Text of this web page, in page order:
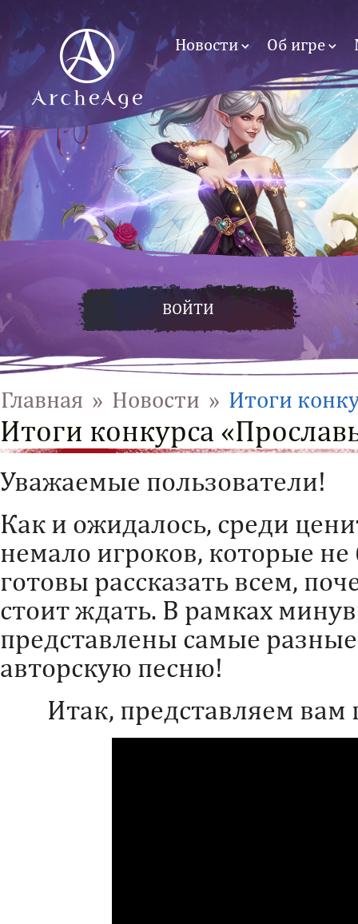
Новости Об игре
ВОЙТИ
Главная » Новости » Итоги
Итоги конкурса
Уважаемые пользователи!
Как и ожидалось, среди
немало игроков, которые не
готовы рассказать всем,
стоит ждать. В рамках
представлены самые
авторскую песню!
Итак, представляем вам